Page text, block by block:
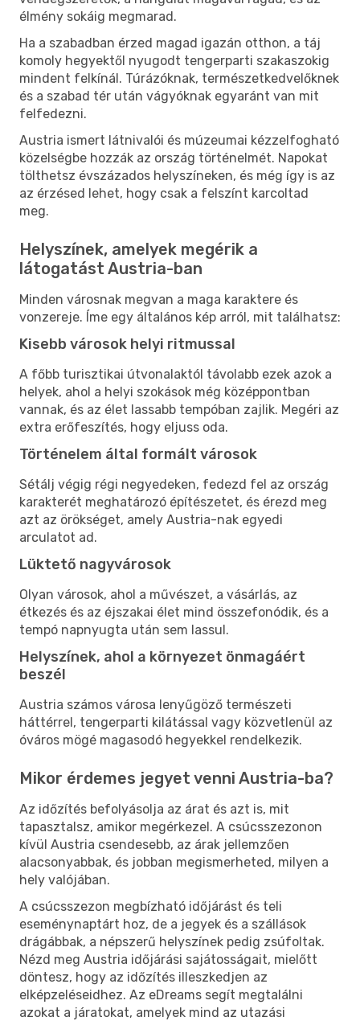
élmény sokáig megmarad.
Ha a szabadban érzed magad igazán otthon, a táj
komoly hegyektől nyugodt tengerparti szakaszokig
mindent felkínál. Túrázóknak, természetkedvelőknek
és a szabad tér után vágyóknak egyaránt van mit
felfedezni.
Austria ismert látnivalói és múzeumai kézzelfogható
közelségbe hozzák az ország történelmét. Napokat
tölthetsz évszázados helyszíneken, és még így is az
az érzésed lehet, hogy csak a felszínt karcoltad
meg.
Helyszínek, amelyek megérik a
látogatást Austria-ban
Minden városnak megvan a maga karaktere és
vonzereje. Íme egy általános kép arról, mit találhatsz:
Kisebb városok helyi ritmussal
A főbb turisztikai útvonalaktól távolabb ezek azok a
helyek, ahol a helyi szokások még középpontban
vannak, és az élet lassabb tempóban zajlik. Megéri az
extra erőfeszítés, hogy eljuss oda.
Történelem által formált városok
Sétálj végig régi negyedeken, fedezd fel az ország
karakterét meghatározó építészetet, és érezd meg
azt az örökséget, amely Austria-nak egyedi
arculatot ad.
Lüktető nagyvárosok
Olyan városok, ahol a művészet, a vásárlás, az
étkezés és az éjszakai élet mind összefonódik, és a
tempó napnyugta után sem lassul.
Helyszínek, ahol a környezet önmagáért
beszél
Austria számos városa lenyűgöző természeti
háttérrel, tengerparti kilátással vagy közvetlenül az
óváros mögé magasodó hegyekkel rendelkezik.
Mikor érdemes jegyet venni Austria-ba?
Az időzítés befolyásolja az árat és azt is, mit
tapasztalsz, amikor megérkezel. A csúcsszezonon
kívül Austria csendesebb, az árak jellemzően
alacsonyabbak, és jobban megismerheted, milyen a
hely valójában.
A csúcsszezon megbízható időjárást és teli
eseménynaptárt hoz, de a jegyek és a szállások
drágábbak, a népszerű helyszínek pedig zsúfoltak.
Nézd meg Austria időjárási sajátosságait, mielőtt
döntesz, hogy az időzítés illeszkedjen az
elképzeléseidhez. Az eDreams segít megtalálni
azokat a járatokat, amelyek mind az utazási